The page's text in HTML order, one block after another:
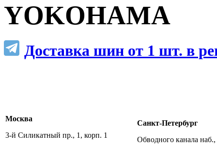
YOKOHAMA
Доставка шин от 1 шт. в
Москва
3-й Силикатный пр., 1, корп. 1
Санкт-Петербург
Обводного канала